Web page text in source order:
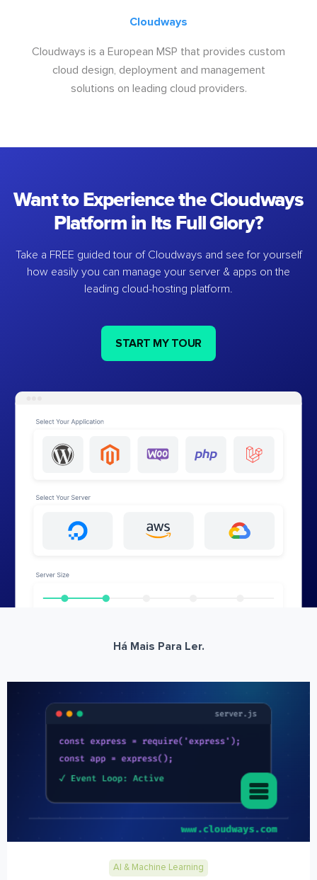
Cloudways
Cloudways is a European MSP that provides custom
cloud design, deployment and management
solutions on leading cloud providers.
Want to Experience the Cloudways
Platform in Its Full Glory?
Take a FREE guided tour of Cloudways and see for yourself
how easily you can manage your server & apps on the
leading cloud-hosting platform.
START MY TOUR
Há Mais Para Ler.
AI & Machine Learning